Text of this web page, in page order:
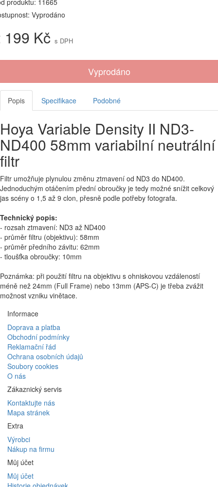
produktu: 11665
Vyprodáno
199 Kč s DPH
Vyprodáno
Popis Specifikace Podobné
Hoya Variable Density II ND3-
ND400 58mm variabilní neutrální
filtr
Filtr umožňuje plynulou změnu ztmavení od ND3 do ND400.
Jednoduchým otáčením přední obroučky je tedy možné snížit celkový
jas scény o 1,5 až 9 clon, přesně podle potřeby fotografa.
Technický popis:
- rozsah ztmavení: ND3 až ND400
- průměr filtru (objektivu): 58mm
- průměr předního závitu: 62mm
- tloušťka obroučky: 10mm
Poznámka: při použití filtru na objektivu s ohniskovou vzdáleností
méně než 24mm (Full Frame) nebo 13mm (APS-C) je třeba zvážit
možnost vzniku vinětace.
Informace
Doprava a platba
Obchodní podmínky
Reklamační řád
Ochrana osobních údajů
Soubory cookies
O nás
Zákaznický servis
Kontaktujte nás
Mapa stránek
Extra
Výrobci
Nákup na firmu
Můj účet
Můj účet